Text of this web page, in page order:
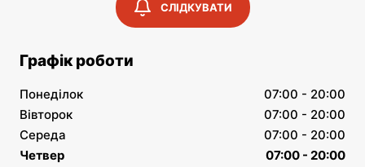
СЛІДКУВАТИ
Графік роботи
Понеділок
07:00 - 20:00
Вівторок
07:00 - 20:00
Середа
07:00 - 20:00
Четвер
07:00 - 20:00